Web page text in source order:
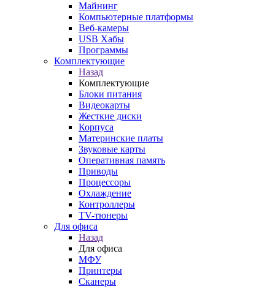
Майнинг
Компьютерные платформы
Веб-камеры
USB Хабы
Программы
Комплектующие
Назад
Комплектующие
Блоки питания
Видеокарты
Жесткие диски
Корпуса
Материнские платы
Звуковые карты
Оперативная память
Приводы
Процессоры
Охлаждение
Контроллеры
TV-тюнеры
Для офиса
Назад
Для офиса
МФУ
Принтеры
Сканеры